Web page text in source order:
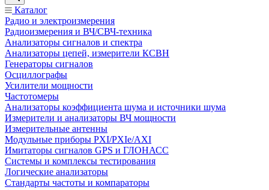
Каталог
Радио и электроизмерения
Радиоизмерения и ВЧ/СВЧ-техника
Анализаторы сигналов и спектра
Анализаторы цепей, измерители КСВН
Генераторы сигналов
Осциллографы
Усилители мощности
Частотомеры
Анализаторы коэффициента шума и источники шума
Измерители и анализаторы ВЧ мощности
Измерительные антенны
Модульные приборы PXI/PXIe/AXI
Имитаторы сигналов GPS и ГЛОНАСС
Системы и комплексы тестирования
Логические анализаторы
Стандарты частоты и компараторы